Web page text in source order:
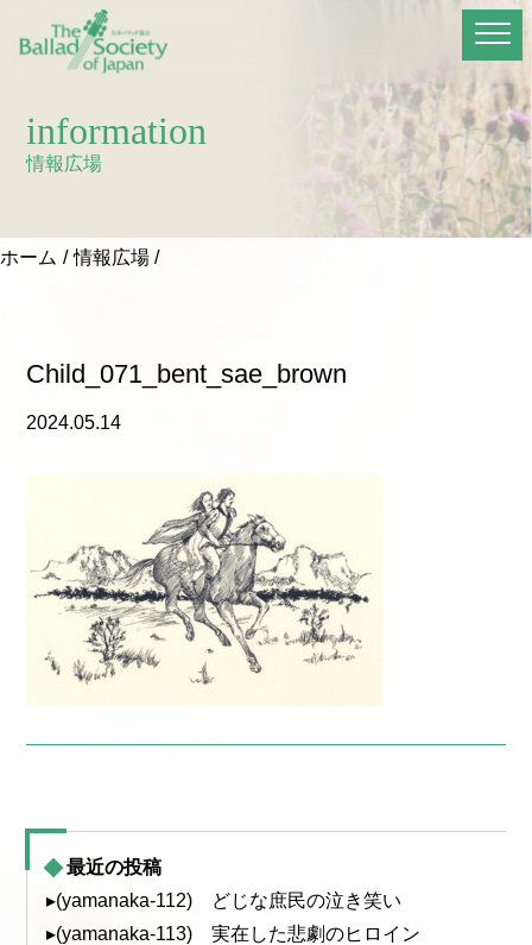
information
情報広場
ホーム 情報広場
Child_071_bent_sae_brown
2024.05.14
最近の投稿
▸(yamanaka-112) どじな庶民の泣き笑い
▸(yamanaka-113) 実在した悲劇のヒロイン